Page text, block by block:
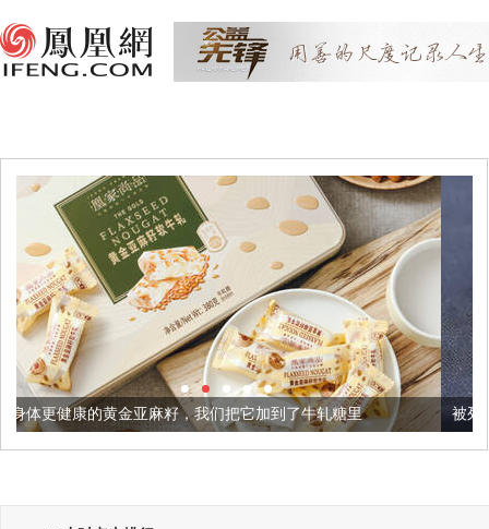
籽，我们把它加到了牛轧糖里 被列入佛家七宝的它到底有